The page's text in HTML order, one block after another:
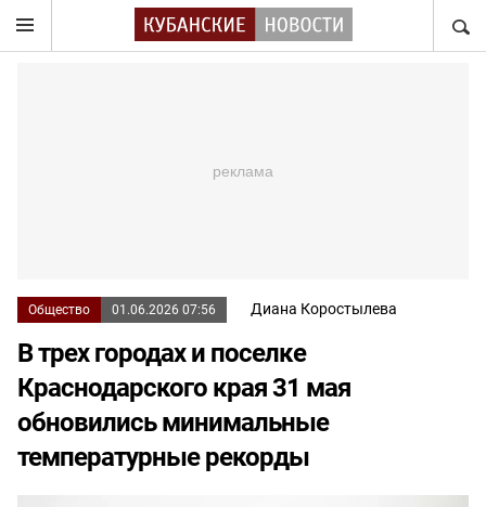
Общество 01.06.2026 07:56 Диана Коростылева
В трех городах и поселке
Краснодарского края 31 мая
обновились минимальные
температурные рекорды